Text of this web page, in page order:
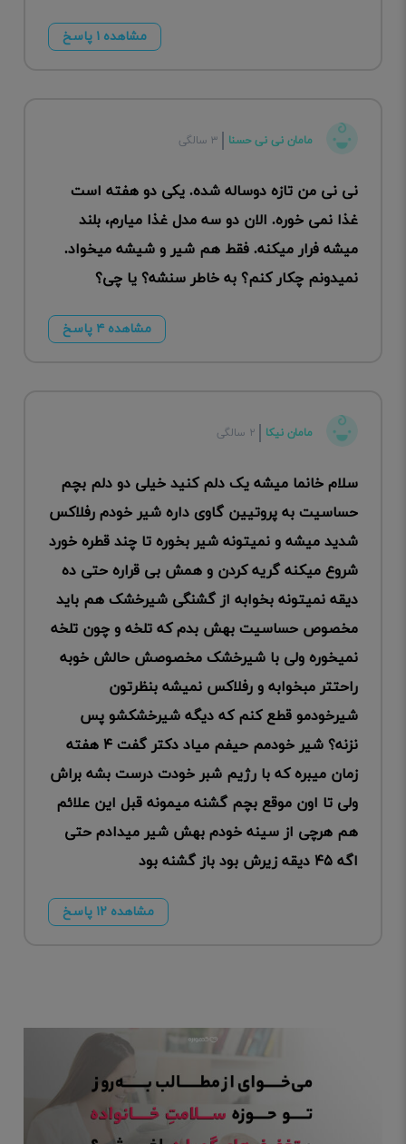
مشاهده ۱ پاسخ
مامان نی نی حسنا ۳ سالگی
نی نی من تازه دوساله شده. یکی دو هفته است
غذا نمی خوره. الان دو سه مدل غذا میارم، بلند
میشه فرار میکنه. فقط هم شیر و شیشه میخواد.
نمیدونم چکار کنم؟ به خاطر سنشه؟ یا چی؟
مشاهده ۴ پاسخ
مامان نیکا ۲ سالگی
سلام خانما میشه یک دلم کنید خیلی دو دلم بچم
حساسیت به پروتیین گاوی داره شیر خودم رفلاکس
شدید میشه و نمیتونه شیر بخوره تا چند قطره خورد
شروع میکنه گریه کردن و همش بی قراره حتی ده
دیقه نمیتونه بخوابه از گشنگی شیرخشک هم باید
مخصوص حساسیت بهش بدم که تلخه و چون تلخه
نمیخوره ولی با شیرخشک مخصوصش حالش خوبه
راحتتر مبخوابه و رفلاکس نمیشه بنظرتون
شیرخودمو قطع کنم که دیگه شیرخشکشو پس
نزنه؟ شیر خودمم حیفم میاد دکتر گفت ۴ هفته
زمان میبره که با رژیم شبر خودت درست بشه براش
ولی تا اون موقع بچم گشنه میمونه قبل این علائم
هم هرچی از سینه خودم بهش شیر میدادم حتی
اگه ۴۵ دیقه زیرش بود باز گشنه بود
مشاهده ۱۲ پاسخ